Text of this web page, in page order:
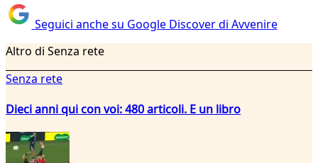
Seguici anche su Google Discover di Avvenire
Altro di Senza rete
Senza rete
Dieci anni qui con voi: 480 articoli. E un libro